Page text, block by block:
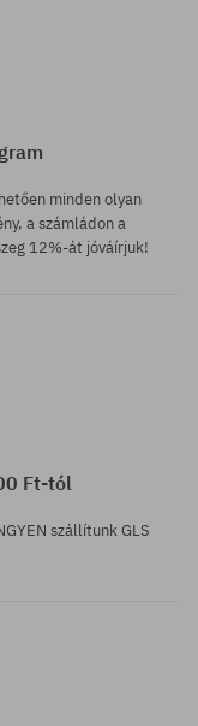
minden olyan
a számládon a
12%-át jóváírjuk!
Ft-tól
szállítunk GLS